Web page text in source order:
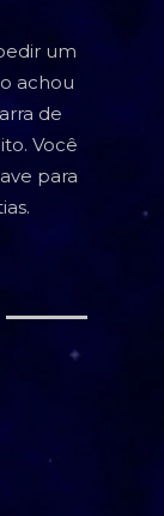
um
achou
de
Você
para